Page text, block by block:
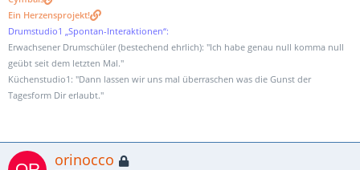
Ein Herzensprojekt!
Drumstudio1 „Spontan-Interaktionen“:
Erwachsener Drumschüler (bestechend ehrlich): "Ich habe genau null komma null
geübt seit dem letzten Mal."
Küchenstudio1: "Dann lassen wir uns mal überraschen was die Gunst der
Tagesform Dir erlaubt."
orinocco